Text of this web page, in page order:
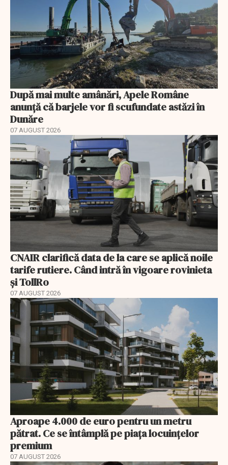
După mai multe amânări, Apele Române
anunță că barjele vor fi scufundate astăzi în
Dunăre
07 AUGUST 2026
CNAIR clarifică data de la care se aplică noile
tarife rutiere. Când intră în vigoare rovinieta
și TollRo
07 AUGUST 2026
Aproape 4.000 de euro pentru un metru
pătrat. Ce se întâmplă pe piața locuințelor
premium
07 AUGUST 2026